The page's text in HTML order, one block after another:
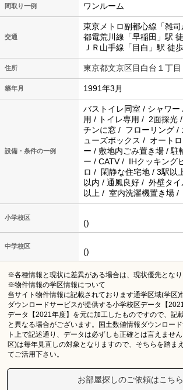
間取り一例 ワンルーム
交通
東京メトロ副都心線「雑
都電荒川線「早稲田」駅
ＪＲ山手線「目白」駅 徒
住所 東京都文京区目白台１丁目
築年月 1991年3月
設備・条件の一例
バストイレ同室 / シャワ
用 / トイレ専用 / 2面採光
チンに窓 / フローリング /
ューズボックス / オート
ー / 敷地内ごみ置き場 / 駐
ー / CATV / IHクッキング
ロ / 閑静な住宅地 / 3駅以
以内 / 通風良好 / 外壁タ
以上 / 室内洗濯機置き場 /
小学校区
()
中学校区
()
※各種情報と現状に差異がある場合は、現状優先となり
※物件情報の学区情報について
当サイト物件情報に記載されております通学区域(学区)
ダウンロードサービスが提供する小学校区データ【
データ【2021年度】を元に加工したものですので、記
と異なる場合がございます。国土数値情報ダウンロー
ト上で記述通り、データは必ずしも正確とは言えませ
区)は毎年見直しの対象となりますので、そちらを踏ま
てご活用下さい。
お部屋探しのご依頼はこちら